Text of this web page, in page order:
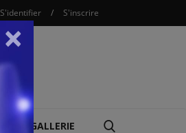
S'identifier / S'inscrire
GALLERIE
×